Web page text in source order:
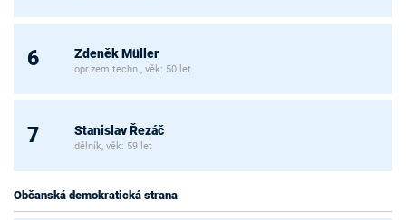
6 Zdeněk Müller
opr.zem.techn., věk: 50 let
7 Stanislav Řezáč
dělník, věk: 59 let
Občanská demokratická strana